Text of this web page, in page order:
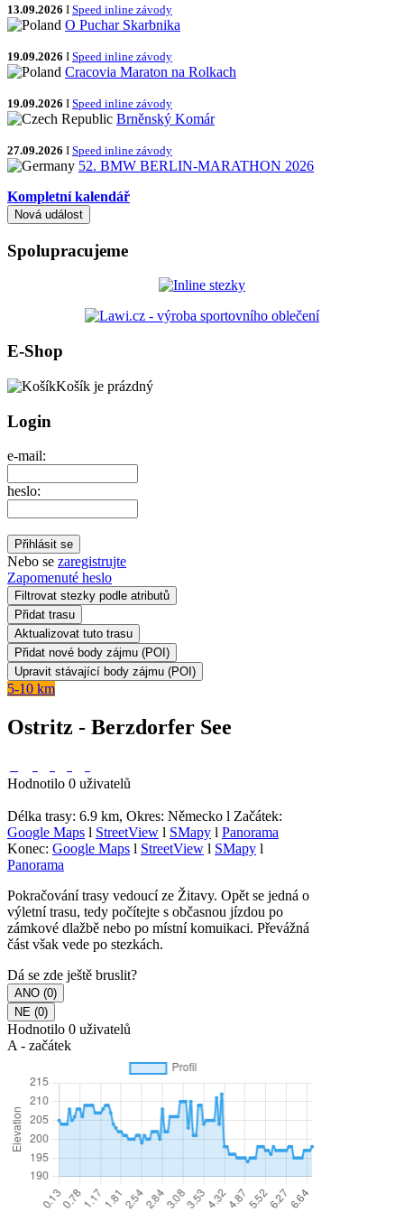
13.09.2026 I Speed inline závody
O Puchar Skarbnika
19.09.2026 I Speed inline závody
Cracovia Maraton na Rolkach
19.09.2026 I Speed inline závody
Brněnský Komár
27.09.2026 I Speed inline závody
52. BMW BERLIN-MARATHON 2026
Kompletní kalendář
Spolupracujeme
E-Shop
Košík je prázdný
Login
e-mail:
heslo:
Nebo se zaregistrujte
Zapomenuté heslo
Filtrovat stezky podle atributů
5-10 km
Ostritz - Berzdorfer See
Hodnotilo 0 uživatelů
Délka trasy: 6.9 km, Okres: Německo l Začátek:
Google Maps l StreetView l SMapy l Panorama
Konec: Google Maps l StreetView l SMapy l
Panorama
Pokračování trasy vedoucí ze Žitavy. Opět se jedná o
výletní trasu, tedy počítejte s občasnou jízdou po
zámkové dlažbě nebo po místní komuikaci. Převážná
část však vede po stezkách.
Dá se zde ještě bruslit?
Hodnotilo 0 uživatelů
A - začátek